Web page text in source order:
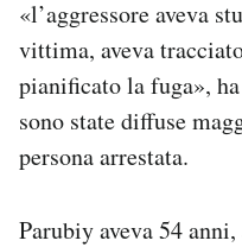
Hai bisogno di aiuto?
Esci
«l’aggressore aveva
vittima, aveva
pianificato la fuga»,
sono state diffuse
persona arrestata.
Parubiy aveva 54